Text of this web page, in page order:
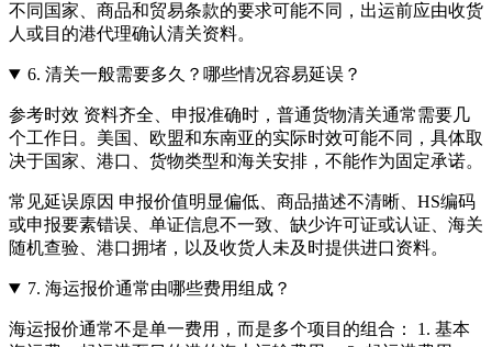
不同国家、商品和贸易条款的要求可能不同，出运前应由收货
人或目的港代理确认清关资料。
6. 清关一般需要多久？哪些情况容易延误？
参考时效 资料齐全、申报准确时，普通货物清关通常需要几
个工作日。美国、欧盟和东南亚的实际时效可能不同，具体取
决于国家、港口、货物类型和海关安排，不能作为固定承诺。
常见延误原因 申报价值明显偏低、商品描述不清晰、HS编码
或申报要素错误、单证信息不一致、缺少许可证或认证、海关
随机查验、港口拥堵，以及收货人未及时提供进口资料。
7. 海运报价通常由哪些费用组成？
海运报价通常不是单一费用，而是多个项目的组合： 1. 基本